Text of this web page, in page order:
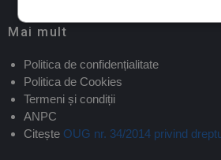
Mai mult
Politica de confidențialitate
Politica de Cookies
Termeni și condiții
ANPC
Citește OUG nr. 34/2014 privind